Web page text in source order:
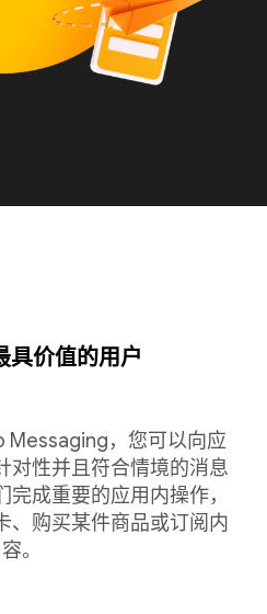
具价值的用户
Messaging，您可以向应
对性并且符合情境的消息
成重要的应用内操作，
、购买某件商品或订阅内
容。